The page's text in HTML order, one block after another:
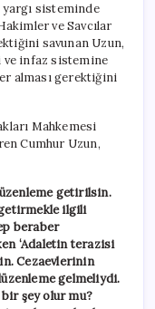
sisteminde
ve Savcılar
savunan Uzun,
ve infaz sistemine
alması gerektiğini
Mahkemesi
Cumhur Uzun,
getirilsin.
ilgili
beraber
‘Adaletin terazisi
Cezaevlerinin
gelmeliydi.
şey olur mu?